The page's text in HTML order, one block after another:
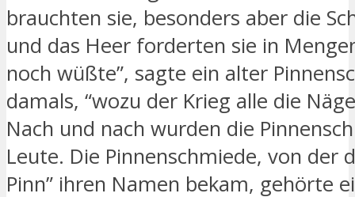
brauchten sie, besonders aber die
und das Heer forderten sie in
noch wüßte”, sagte ein alter
damals, “wozu der Krieg alle die
Nach und nach wurden die
Leute. Die Pinnenschmiede, von der
Pinn” ihren Namen bekam, gehörte